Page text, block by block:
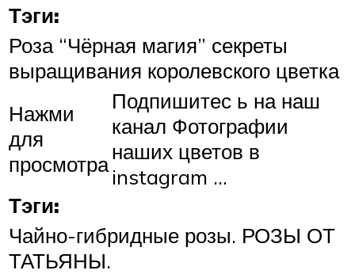
Тэги:
Роза “Чёрная магия” секреты
выращивания королевского цветка
Нажми
для
просмотра
Подпишитес ь на наш
канал Фотографии
наших цветов в
instagram …
Тэги:
Чайно-гибридные розы. РОЗЫ ОТ
ТАТЬЯНЫ.